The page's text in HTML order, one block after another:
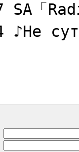
SA「
♪Не